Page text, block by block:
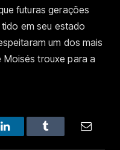
futuras gerações
em seu estado
um dos mais
trouxe para a
LinkedInTumblr